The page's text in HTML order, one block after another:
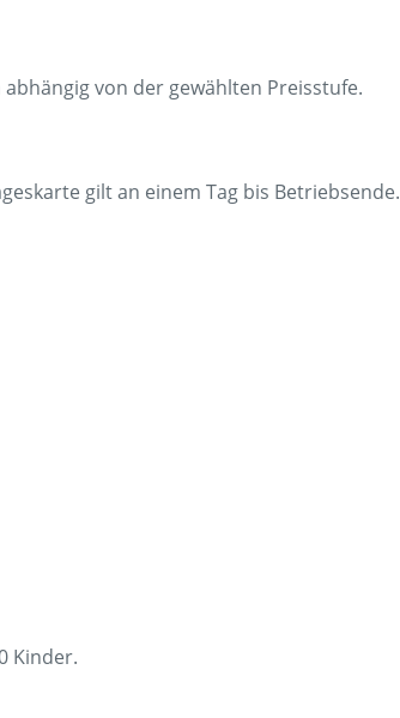
von der gewählten Preisstufe.
gilt an einem Tag bis Betriebsende.
Kinder.